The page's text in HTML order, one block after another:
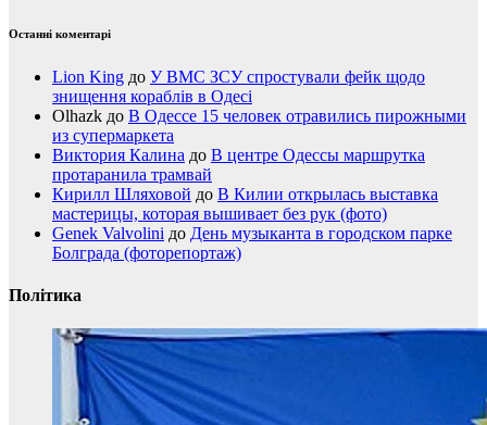
Останні коментарі
Lion King до У ВМС ЗСУ спростували фейк щодо
знищення кораблів в Одесі
Olhazk до В Одессе 15 человек отравились пирожными
из супермаркета
Виктория Калина до В центре Одессы маршрутка
протаранила трамвай
Кирилл Шляховой до В Килии открылась выставка
мастерицы, которая вышивает без рук (фото)
Genek Valvolini до День музыканта в городском парке
Болграда (фоторепортаж)
Політика